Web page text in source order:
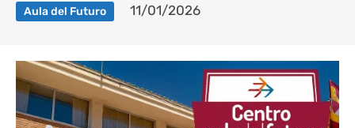
Aula del Futuro 11/01/2026